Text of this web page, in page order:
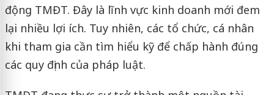
động TMĐT. Đây là lĩnh vực kinh doanh mới đem
lại nhiều lợi ích. Tuy nhiên, các tổ chức, cá nhân
khi tham gia cần tìm hiểu kỹ để chấp hành đúng
các quy định của pháp luật.